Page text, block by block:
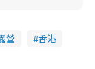
營
香港